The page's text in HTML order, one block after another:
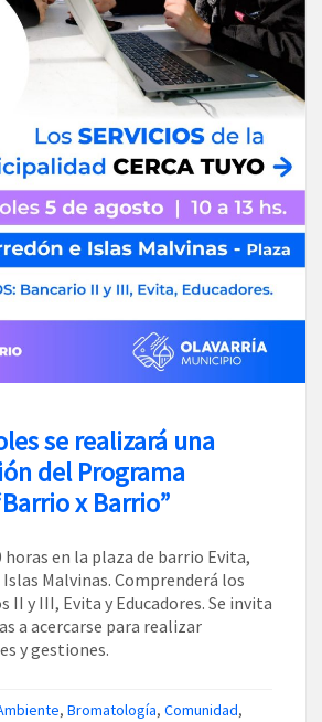
se realizará una
del Programa
x Barrio”
horas en la plaza de barrio Evita,
Islas Malvinas. Comprenderá los
II y III, Evita y Educadores. Se invita
a acercarse para realizar
y gestiones.
, Bromatología, Comunidad,